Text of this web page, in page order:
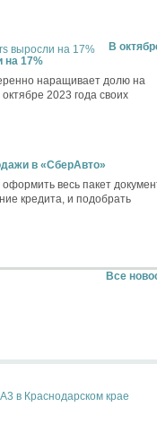
В
на 17%
наращивает долю на
2023 года своих
в «СберАвто»
весь пакет
кредита, и подобрать
Все
в Краснодарском крае